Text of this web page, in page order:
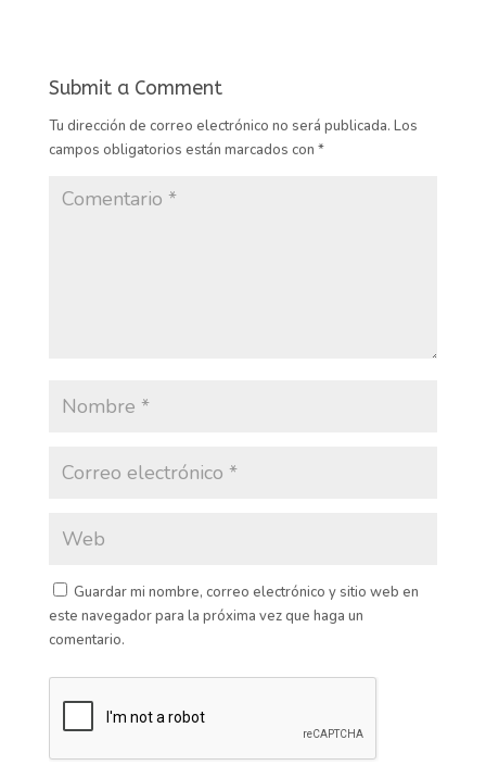
Submit a Comment
Tu dirección de correo electrónico no será publicada. Los
campos obligatorios están marcados con *
Guardar mi nombre, correo electrónico y sitio web en
este navegador para la próxima vez que haga un
comentario.